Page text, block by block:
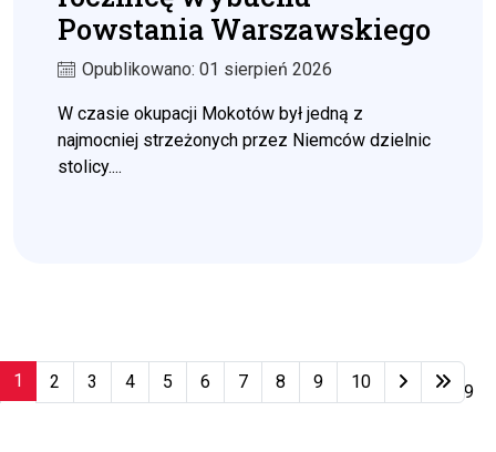
Powstania Warszawskiego
Opublikowano: 01 sierpień 2026
W czasie okupacji Mokotów był jedną z
najmocniej strzeżonych przez Niemców dzielnic
stolicy....
Strona 1 z 79
1 2 3 4 5 6 7 8 9 10